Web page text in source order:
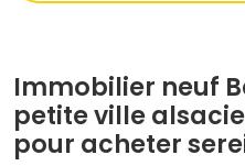
Immobilier neuf
petite ville
pour acheter